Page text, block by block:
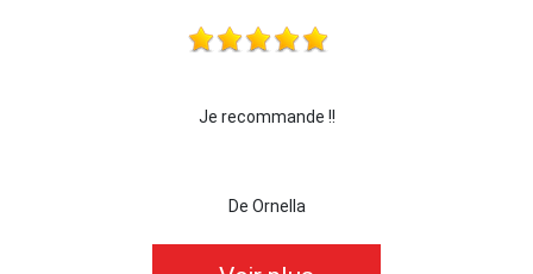
Je recommande !!
De Ornella